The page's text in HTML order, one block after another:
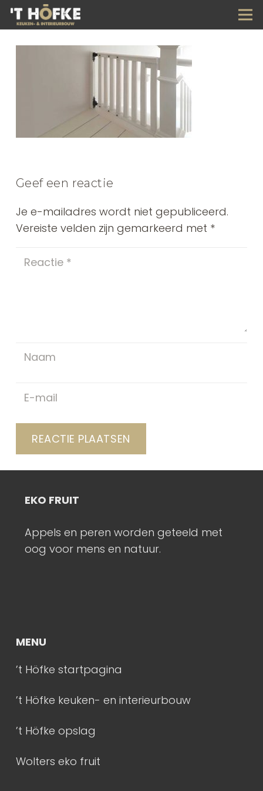
Geef een reactie
Je e-mailadres wordt niet gepubliceerd.
Vereiste velden zijn gemarkeerd met *
REACTIE PLAATSEN
EKO FRUIT
Appels en peren worden geteeld met
oog voor mens en natuur.
MENU
’t Höfke startpagina
’t Höfke keuken- en interieurbouw
’t Höfke opslag
Wolters eko fruit